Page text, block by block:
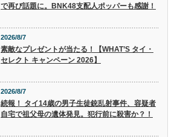
で再び話題に。BNK48支配人ポッパーも感謝！
2026/8/7
素敵なプレゼントが当たる！【WHAT’S タイ・
セレクト キャンペーン 2026】
2026/8/7
続報！ タイ14歳の男子生徒銃乱射事件、容疑者
自宅で祖父母の遺体発見。犯行前に殺害か？！